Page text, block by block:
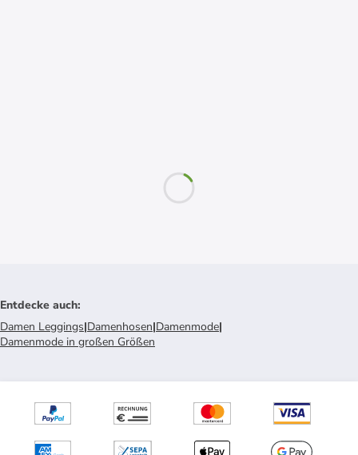
Entdecke auch:
Damen Leggings|Damenhosen|Damenmode|
Damenmode in großen Größen